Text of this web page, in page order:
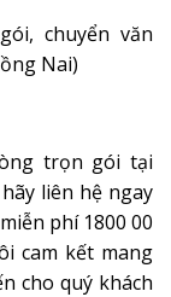
chuyển văn
Nai)
trọn gói tại
liên hệ ngay
phí 1800 00
cam kết mang
cho quý khách